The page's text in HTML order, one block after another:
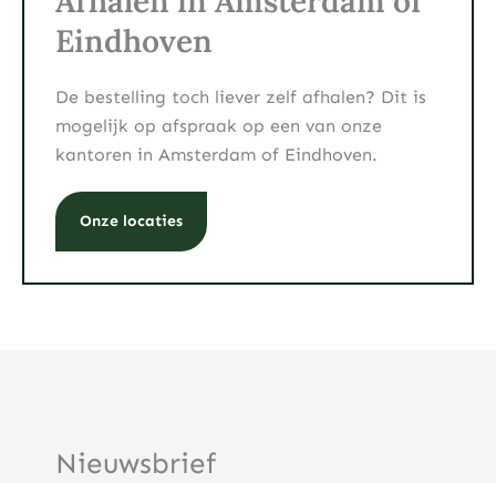
Eindhoven
De bestelling toch liever zelf afhalen? Dit is
mogelijk op afspraak op een van onze
kantoren in Amsterdam of Eindhoven.
Onze locaties
Nieuwsbrief